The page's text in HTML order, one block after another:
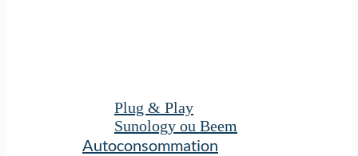
Plug & Play
Sunology ou Beem
Autoconsommation